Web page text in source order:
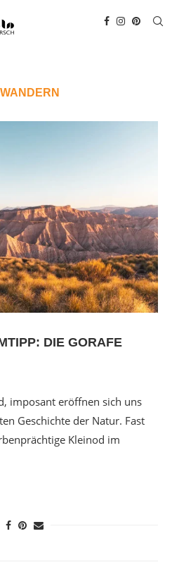
WANDERN
DIE GORAFE
imposant eröffnen sich uns
Geschichte der Natur. Fast
Kleinod im